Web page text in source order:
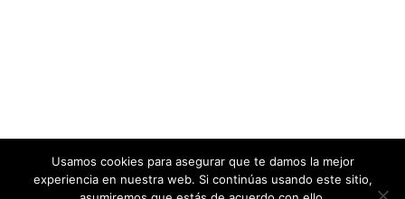
Usamos cookies para asegurar que te damos la mejor
experiencia en nuestra web. Si continúas usando este sitio,